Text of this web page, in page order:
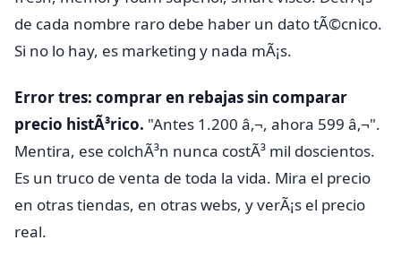
de cada nombre raro debe haber un dato tÃ©cnico.
Si no lo hay, es marketing y nada mÃ¡s.
Error tres: comprar en rebajas sin comparar
precio histÃ³rico. "Antes 1.200 â‚¬, ahora 599 â‚¬".
Mentira, ese colchÃ³n nunca costÃ³ mil doscientos.
Es un truco de venta de toda la vida. Mira el precio
en otras tiendas, en otras webs, y verÃ¡s el precio
real.